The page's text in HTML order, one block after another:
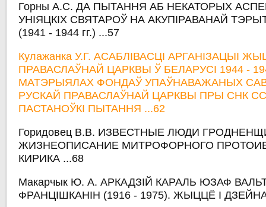
Горны А.С. ДА ПЫТАННЯ АБ НЕКАТОРЫХ
УНІЯЦКІХ СВЯТАРОЎ НА АКУПІРАВАНАЙ
(1941 - 1944 гг.) ...57
Кулажанка У.Г. АСАБЛІВАСЦІ АРГАНІЗАЦЫІ
ПРАВАСЛАЎНАЙ ЦАРКВЫ Ў БЕЛАРУСІ 1944 -
МАТЭРЫЯЛАХ ФОНДАЎ УПАЎНАВАЖАНЫХ
РУСКАЙ ПРАВАСЛАЎНАЙ ЦАРКВЫ ПРЫ СНК
ПАСТАНОЎКІ ПЫТАННЯ ...62
Горидовец В.В. ИЗВЕСТНЫЕ ЛЮДИ
ЖИЗНЕОПИСАНИЕ МИТРОФОРНОГО
КИРИКА ...68
Макарчык Ю. А. АРКАДЗІЙ КАРАЛЬ ЮЗАФ
ФРАНЦІШКАНІН (1916 - 1975). ЖЫЦЦЁ І